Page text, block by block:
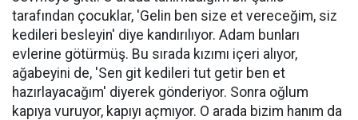
tarafından çocuklar, 'Gelin ben size et vereceğim, siz
kedileri besleyin' diye kandırılıyor. Adam bunları
evlerine götürmüş. Bu sırada kızımı içeri alıyor,
ağabeyini de, 'Sen git kedileri tut getir ben et
hazırlayacağım' diyerek gönderiyor. Sonra oğlum
kapıya vuruyor, kapıyı açmıyor. O arada bizim hanım da